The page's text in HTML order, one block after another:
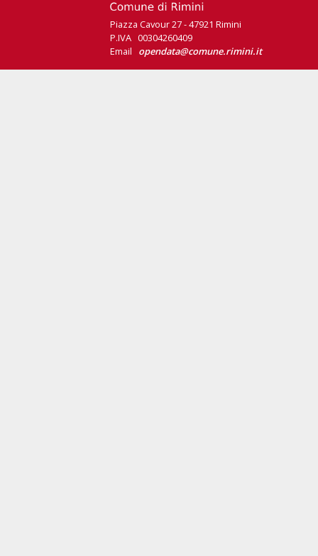
Piazza Cavour 27 - 47921 Rimini
P.IVA 00304260409
Email opendata@comune.rimini.it